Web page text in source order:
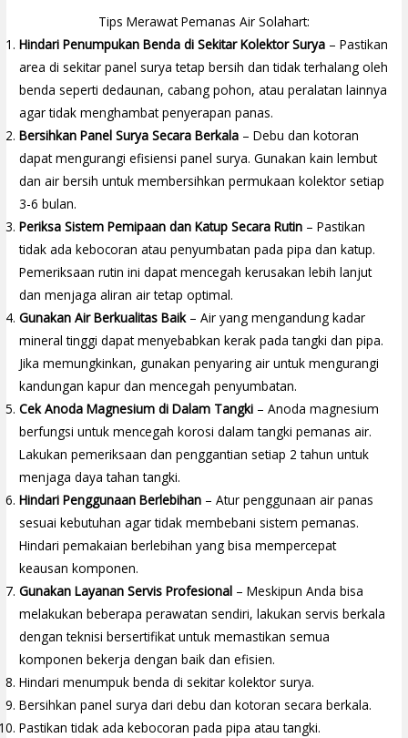
Tips Merawat Pemanas Air Solahart:
Hindari Penumpukan Benda di Sekitar Kolektor Surya – Pastikan
area di sekitar panel surya tetap bersih dan tidak terhalang oleh
benda seperti dedaunan, cabang pohon, atau peralatan lainnya
agar tidak menghambat penyerapan panas.
Bersihkan Panel Surya Secara Berkala – Debu dan kotoran
dapat mengurangi efisiensi panel surya. Gunakan kain lembut
dan air bersih untuk membersihkan permukaan kolektor setiap
3-6 bulan.
Periksa Sistem Pemipaan dan Katup Secara Rutin – Pastikan
tidak ada kebocoran atau penyumbatan pada pipa dan katup.
Pemeriksaan rutin ini dapat mencegah kerusakan lebih lanjut
dan menjaga aliran air tetap optimal.
Gunakan Air Berkualitas Baik– Air yang mengandung kadar
mineral tinggi dapat menyebabkan kerak pada tangki dan pipa.
Jika memungkinkan, gunakan penyaring air untuk mengurangi
kandungan kapur dan mencegah penyumbatan.
Cek Anoda Magnesium di Dalam Tangki – Anoda magnesium
berfungsi untuk mencegah korosi dalam tangki pemanas air.
Lakukan pemeriksaan dan penggantian setiap 2 tahun untuk
menjaga daya tahan tangki.
Hindari Penggunaan Berlebihan – Atur penggunaan air panas
sesuai kebutuhan agar tidak membebani sistem pemanas.
Hindari pemakaian berlebihan yang bisa mempercepat
keausan komponen.
Gunakan Layanan Servis Profesional – Meskipun Anda bisa
melakukan beberapa perawatan sendiri, lakukan servis berkala
dengan teknisi bersertifikat untuk memastikan semua
komponen bekerja dengan baik dan efisien.
Hindari menumpuk benda di sekitar kolektor surya.
Bersihkan panel surya dari debu dan kotoran secara berkala.
Pastikan tidak ada kebocoran pada pipa atau tangki.